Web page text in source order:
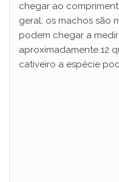
chegar ao
geral, os machos são
podem chegar a
aproximadamente 12
cativeiro a espécie